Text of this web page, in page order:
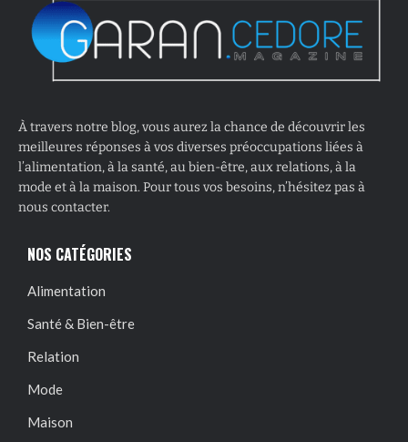
À travers notre blog, vous aurez la chance de découvrir les
meilleures réponses à vos diverses préoccupations liées à
l’alimentation, à la santé, au bien-être, aux relations, à la
mode et à la maison. Pour tous vos besoins, n’hésitez pas à
nous contacter.
NOS CATÉGORIES
Alimentation
Santé & Bien-être
Relation
Mode
Maison